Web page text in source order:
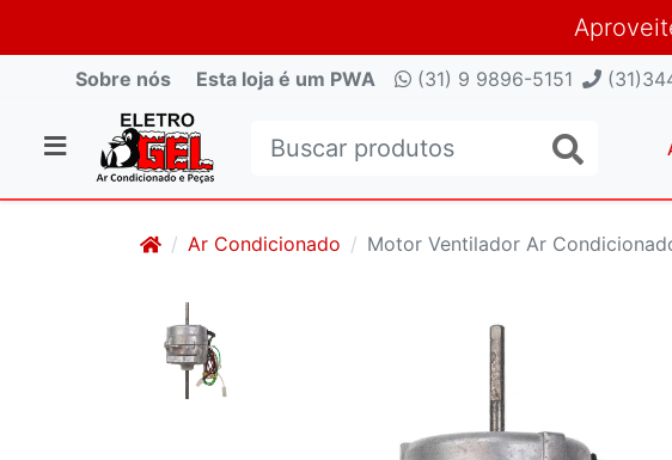
Sobre nós Esta loja é um PWA (31) 9 9896-5151
Ar Condicionado Motor Ventilador Ar